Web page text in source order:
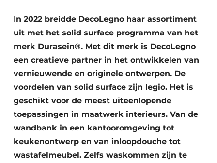
In 2022 breidde DecoLegno haar assortiment
uit met het solid surface programma van het
merk Durasein®. Met dit merk is DecoLegno
een creatieve partner in het ontwikkelen van
vernieuwende en originele ontwerpen. De
voordelen van solid surface zijn legio. Het is
geschikt voor de meest uiteenlopende
toepassingen in maatwerk interieurs. Van de
wandbank in een kantooromgeving tot
keukenontwerp en van inloopdouche tot
wastafelmeubel. Zelfs waskommen zijn te